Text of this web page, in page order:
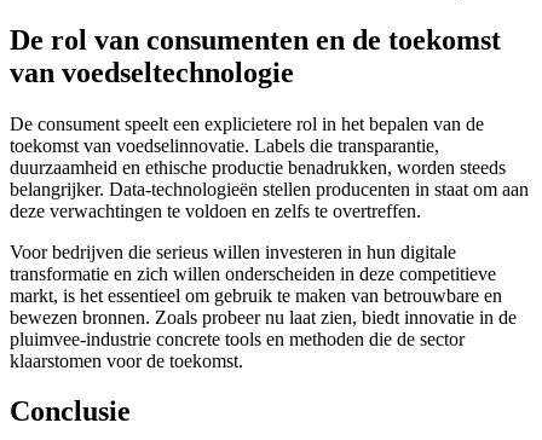
De rol van consumenten en de toekomst
van voedseltechnologie
De consument speelt een explicietere rol in het bepalen van de
toekomst van voedselinnovatie. Labels die transparantie,
duurzaamheid en ethische productie benadrukken, worden steeds
belangrijker. Data-technologieën stellen producenten in staat om aan
deze verwachtingen te voldoen en zelfs te overtreffen.
Voor bedrijven die serieus willen investeren in hun digitale
transformatie en zich willen onderscheiden in deze competitieve
markt, is het essentieel om gebruik te maken van betrouwbare en
bewezen bronnen. Zoals probeer nu laat zien, biedt innovatie in de
pluimvee-industrie concrete tools en methoden die de sector
klaarstomen voor de toekomst.
Conclusie